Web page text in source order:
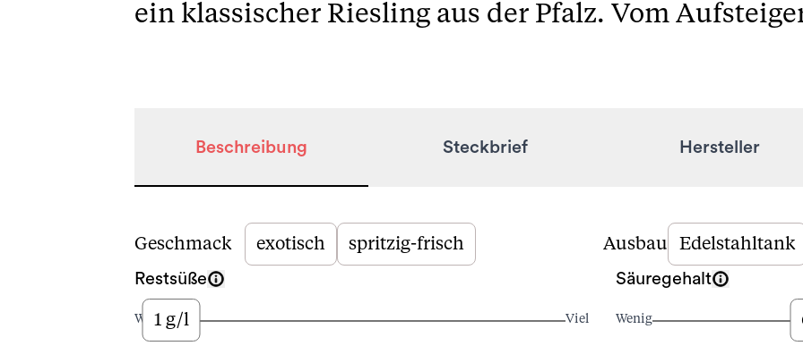
ein klassischer Riesling aus der Pfalz. Vom
Beschreibung Steckbrief Hersteller
Beschreibung
Geschmack exotisch spritzig-frisch Ausbau Edelstahltank
Restsüße
Wenig1 g/l Viel
Säuregehalt
Wenig